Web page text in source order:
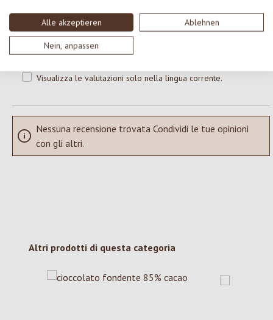
Alle akzeptieren Ablehnen
Nein, anpassen
Condividi le tue esperienze con il prodotto con altri clienti.
SCRIVERE UNA RECENSIONE
Visualizza le valutazioni solo nella lingua corrente.
Nessuna recensione trovata Condividi le tue opinioni
con gli altri.
Salta la galleria dei prodotti
Altri prodotti di questa categoria